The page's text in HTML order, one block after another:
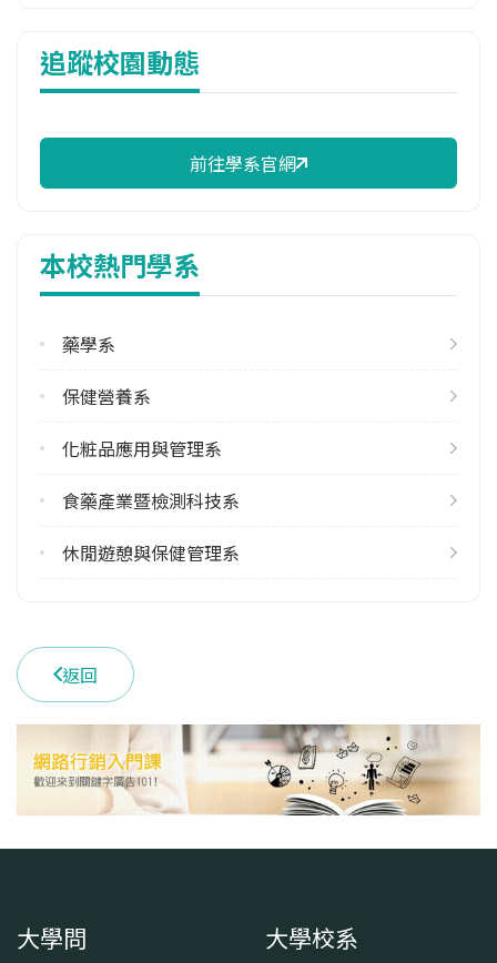
14,250 元/學期
114年註冊率
113學年度上學期
113學年度下學期
3
雙主修人數
1
113學年度下學期
(06)2664911 #3400
追蹤校園動態
前往學系官網
本校熱門學系
藥學系
保健營養系
化粧品應用與管理系
食藥產業暨檢測科技系
休閒遊憩與保健管理系
返回
大學問 大學校系